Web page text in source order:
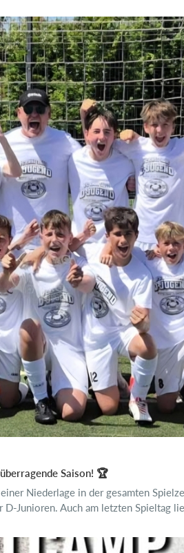
Saison! 🏆
Niederlage in der gesamten
Junioren. Auch am letzten Spieltag